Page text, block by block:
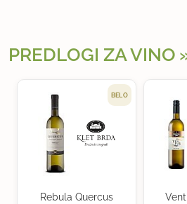
PREDLOGI ZA VINO
BELO
Rebula Quercus